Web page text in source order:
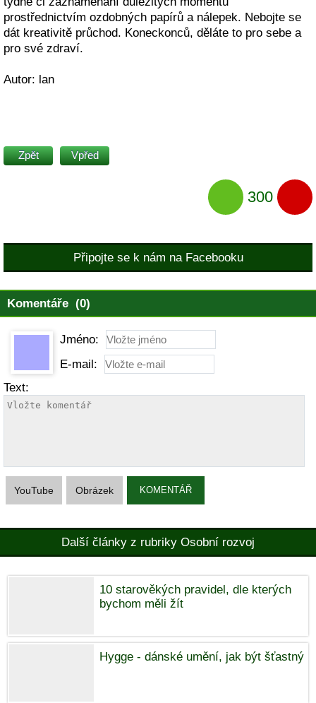
prostřednictvím ozdobných papírů a nálepek. Nebojte se
dát kreativitě průchod. Koneckonců, děláte to pro sebe a
pro své zdraví.
Autor: lan
Zpět Vpřed
300
Připojte se k nám na Facebooku
Komentáře (0)
Jméno:
E-mail:
Text:
YouTube Obrázek KOMENTÁŘ
Další články z rubriky Osobní rozvoj
10 starověkých pravidel, dle kterých
bychom měli žít
Hygge - dánské umění, jak být šťastný